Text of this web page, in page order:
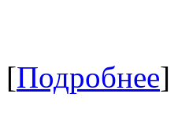
[Подробнее]